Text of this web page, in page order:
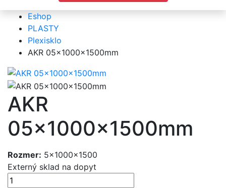
Eshop
PLASTY
Plexisklo
AKR 05x1000x1500mm
AKR
05x1000x1500mm
Rozmer: 5x1000x1500
Externý sklad na dopyt